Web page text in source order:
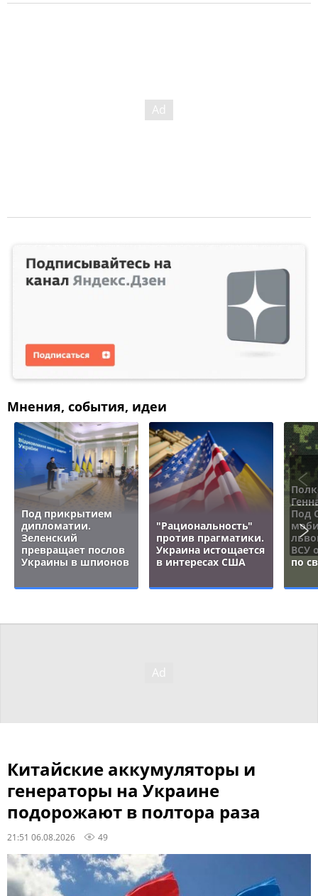
Мнения, события, идеи
Под прикрытием
дипломатии.
Зеленский
превращает послов
Украины в шпионов
"Рациональность"
против прагматики.
Украина истощается
в интересах США
Под
ВСУ
по
Китайские аккумуляторы и
генераторы на Украине
подорожают в полтора раза
21:51 06.08.2026 49